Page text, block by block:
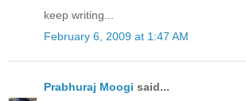
keep writing...
February 6, 2009 at 1:47 AM
Prabhuraj Moogi said...